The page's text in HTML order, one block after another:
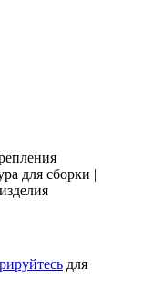
для сборки |
для